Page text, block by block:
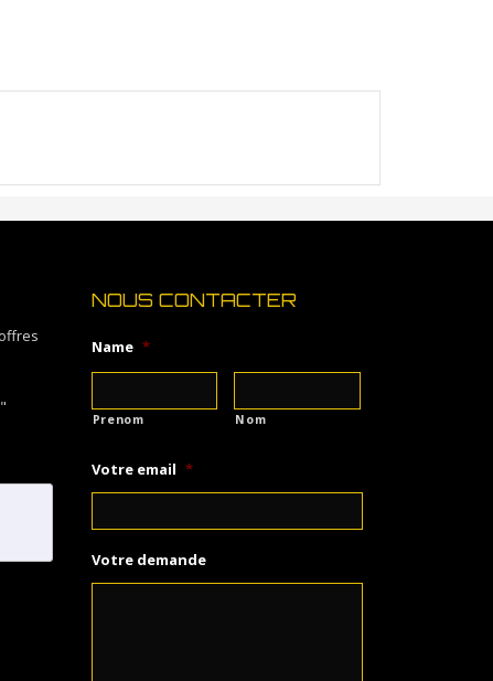
NOUS CONTACTER
Name *
Prenom Nom
Votre email *
Votre demande